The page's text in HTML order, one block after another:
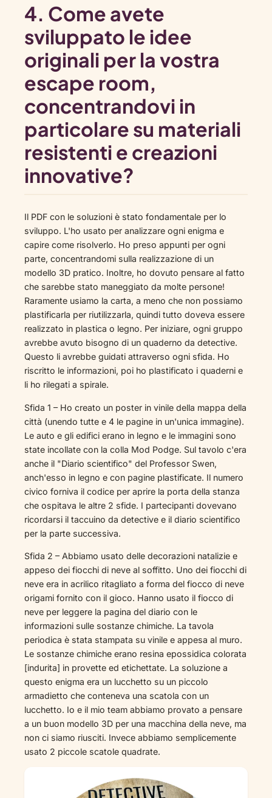
4. Come avete
sviluppato le idee
originali per la vostra
escape room,
concentrandovi in
particolare su materiali
resistenti e creazioni
innovative?
Il PDF con le soluzioni è stato fondamentale per lo
sviluppo. L'ho usato per analizzare ogni enigma e
capire come risolverlo. Ho preso appunti per ogni
parte, concentrandomi sulla realizzazione di un
modello 3D pratico. Inoltre, ho dovuto pensare al fatto
che sarebbe stato maneggiato da molte persone!
Raramente usiamo la carta, a meno che non possiamo
plastificarla per riutilizzarla, quindi tutto doveva essere
realizzato in plastica o legno. Per iniziare, ogni gruppo
avrebbe avuto bisogno di un quaderno da detective.
Questo li avrebbe guidati attraverso ogni sfida. Ho
riscritto le informazioni, poi ho plastificato i quaderni e
li ho rilegati a spirale.
Sfida 1 – Ho creato un poster in vinile della mappa della
città (unendo tutte e 4 le pagine in un'unica immagine).
Le auto e gli edifici erano in legno e le immagini sono
state incollate con la colla Mod Podge. Sul tavolo c'era
anche il "Diario scientifico" del Professor Swen,
anch'esso in legno e con pagine plastificate. Il numero
civico forniva il codice per aprire la porta della stanza
che ospitava le altre 2 sfide. I partecipanti dovevano
ricordarsi il taccuino da detective e il diario scientifico
per la parte successiva.
Sfida 2 – Abbiamo usato delle decorazioni natalizie e
appeso dei fiocchi di neve al soffitto. Uno dei fiocchi di
neve era in acrilico ritagliato a forma del fiocco di neve
origami fornito con il gioco. Hanno usato il fiocco di
neve per leggere la pagina del diario con le
informazioni sulle sostanze chimiche. La tavola
periodica è stata stampata su vinile e appesa al muro.
Le sostanze chimiche erano resina epossidica colorata
[indurita] in provette ed etichettate. La soluzione a
questo enigma era un lucchetto su un piccolo
armadietto che conteneva una scatola con un
lucchetto. Io e il mio team abbiamo provato a pensare
a un buon modello 3D per una macchina della neve, ma
non ci siamo riusciti. Invece abbiamo semplicemente
usato 2 piccole scatole quadrate.